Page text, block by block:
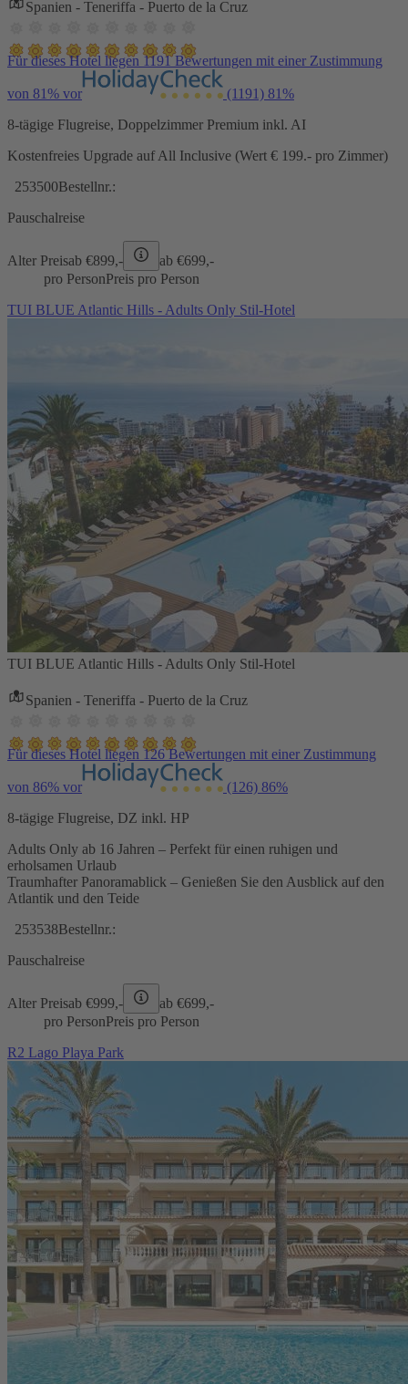
Spanien - Teneriffa - Puerto de la Cruz
Für dieses Hotel liegen 1191 Bewertungen mit einer Zustimmung
von 81% vor (1191) 81%
8-tägige Flugreise, Doppelzimmer Premium inkl. AI
Kostenfreies Upgrade auf All Inclusive (Wert € 199.- pro Zimmer)
253500Bestellnr.:
Pauschalreise
Alter Preisab €899,- ab €699,-
pro PersonPreis pro Person
TUI BLUE Atlantic Hills - Adults Only Stil-Hotel
TUI BLUE Atlantic Hills - Adults Only Stil-Hotel
Spanien - Teneriffa - Puerto de la Cruz
Für dieses Hotel liegen 126 Bewertungen mit einer Zustimmung
von 86% vor (126) 86%
8-tägige Flugreise, DZ inkl. HP
Adults Only ab 16 Jahren – Perfekt für einen ruhigen und
erholsamen Urlaub
Traumhafter Panoramablick – Genießen Sie den Ausblick auf den
Atlantik und den Teide
253538Bestellnr.:
Pauschalreise
Alter Preisab €999,- ab €699,-
pro PersonPreis pro Person
R2 Lago Playa Park